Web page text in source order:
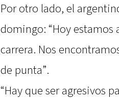
Por otro lado, el
domingo: “Hoy estamos
carrera. Nos
de punta”.
“Hay que ser agresivos